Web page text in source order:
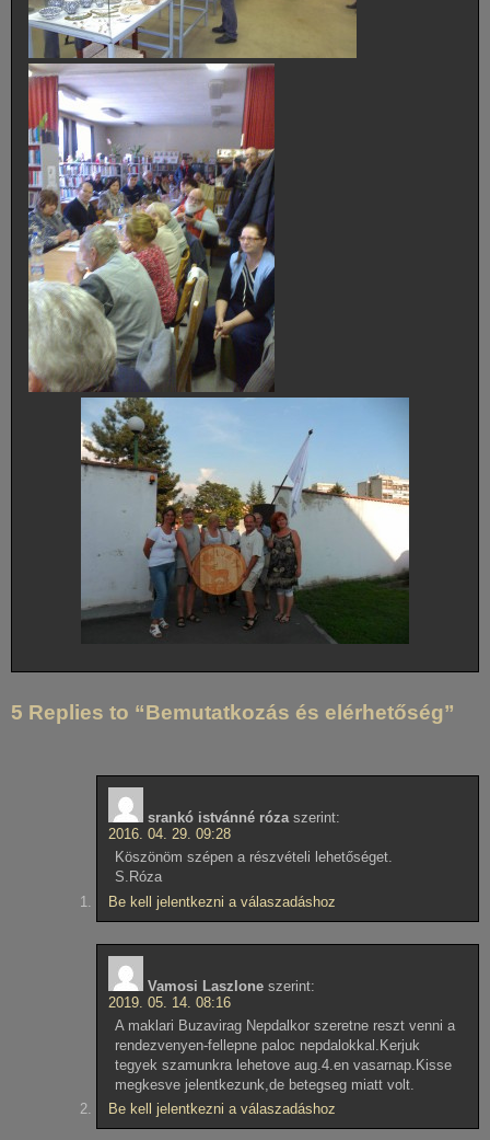
5 Replies to “Bemutatkozás és elérhetőség”
srankó istvánné róza szerint:
2016. 04. 29. 09:28
Köszönöm szépen a részvételi lehetőséget.
S.Róza
Be kell jelentkezni a válaszadáshoz
Vamosi Laszlone szerint:
2019. 05. 14. 08:16
A maklari Buzavirag Nepdalkor szeretne reszt venni a
rendezvenyen-fellepne paloc nepdalokkal.Kerjuk
tegyek szamunkra lehetove aug.4.en vasarnap.Kisse
megkesve jelentkezunk,de betegseg miatt volt.
Be kell jelentkezni a válaszadáshoz